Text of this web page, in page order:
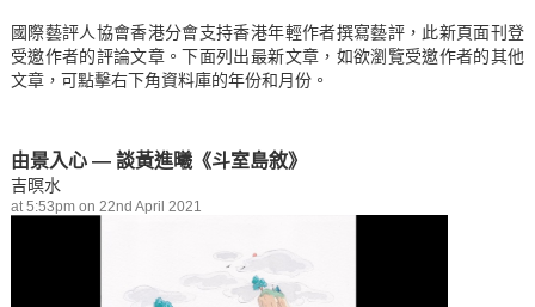
國際藝評人協會香港分會支持香港年輕作者撰寫藝評，此新頁面刊登
受邀作者的評論文章。下面列出最新文章，如欲瀏覽受邀作者的其他
文章，可點擊右下角資料庫的年份和月份。
由景入心 — 談黃進曦《斗室島敘》
吉暝水
at 5:53pm on 22nd April 2021